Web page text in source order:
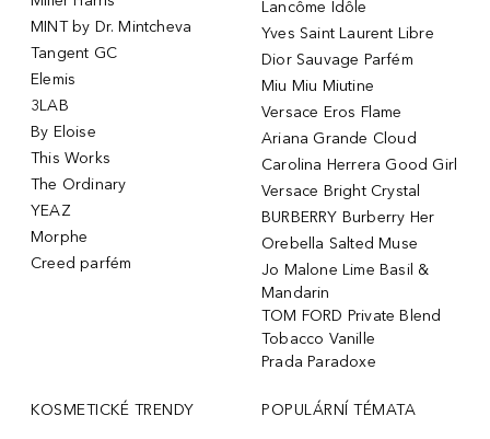
MINT by Dr. Mintcheva
Tangent GC
Elemis
3LAB
By Eloise
This Works
The Ordinary
YEAZ
Morphe
Creed parfém
Lancôme Idôle
Yves Saint Laurent Libre
Dior Sauvage Parfém
Miu Miu Miutine
Versace Eros Flame
Ariana Grande Cloud
Carolina Herrera Good Girl
Versace Bright Crystal
BURBERRY Burberry Her
Orebella Salted Muse
Jo Malone Lime Basil &
Mandarin
TOM FORD Private Blend
Tobacco Vanille
Prada Paradoxe
KOSMETICKÉ TRENDY POPULÁRNÍ TÉMATA